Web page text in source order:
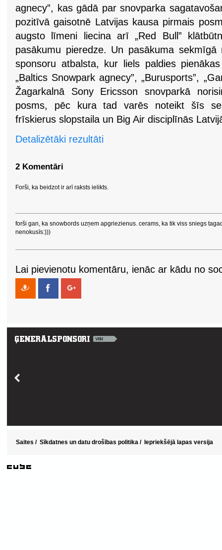
agnecy”, kas gādā par snovparka
pozitīvā gaisotnē Latvijas kausa pirmais
augsto līmeni liecina arī „Red Bull”
pasākumu pieredze. Un pasākuma
sponsoru atbalsta, kur liels paldies
„Baltics Snowpark agnecy”, „Burusports”,
Žagarkalnā Sony Ericsson snovparkā
posms, pēc kura tad varēs noteikt šīs
frīskierus slopstaila un Big Air disciplīnās
Detalizētāki rezultāti
2 Komentāri
Forši, ka beidzot ir arī raksts ielikts.
forši gan, ka snowbords uzņem apgriezienus. cerams, ka tik viss sniegs
nenokusīs:)))
Lai pievienotu komentāru, ienāc ar kādu no
Saites / Sīkdatnes un datu drošības politika / Iepriekšējā lapas versija